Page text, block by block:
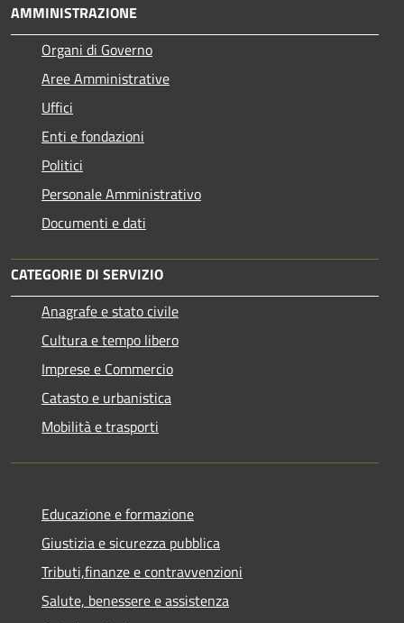
AMMINISTRAZIONE
Organi di Governo
Aree Amministrative
Uffici
Enti e fondazioni
Politici
Personale Amministrativo
Documenti e dati
CATEGORIE DI SERVIZIO
Anagrafe e stato civile
Cultura e tempo libero
Imprese e Commercio
Catasto e urbanistica
Mobilità e trasporti
Educazione e formazione
Giustizia e sicurezza pubblica
Tributi,finanze e contravvenzioni
Salute, benessere e assistenza